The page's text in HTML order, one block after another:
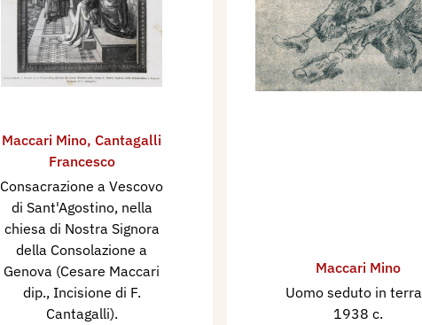
Maccari Mino, Cantagalli
Francesco
Consacrazione a Vescovo
di Sant'Agostino, nella
chiesa di Nostra Signora
della Consolazione a
Genova (Cesare Maccari
dip., Incisione di F.
Cantagalli).
Maccari Mino
Uomo seduto in terra
1938 c.